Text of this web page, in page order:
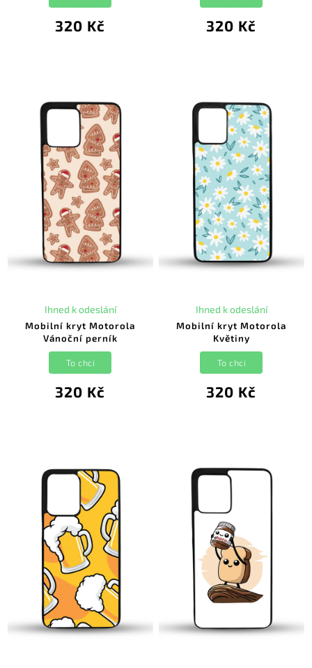
320 Kč 320 Kč
Mobilní kryt Motorola
Vánoční perník
Ihned k odeslání
320 Kč
To chci
Mobilní kryt Motorola
Květiny
Ihned k odeslání
320 Kč
To chci